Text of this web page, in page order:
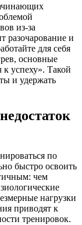
из-за
разочарование и
для себя
основные
успеху». Такой
и удержать
по
быстро освоить
чем
нагрузки
приводят к
тренировок.